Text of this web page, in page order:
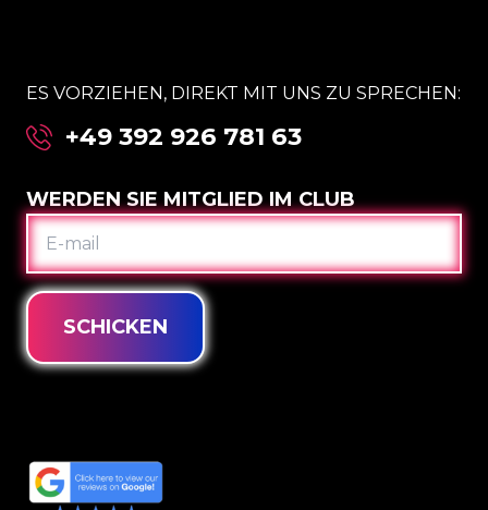
ES VORZIEHEN, DIREKT MIT UNS ZU SPRECHEN:
+49 392 926 781 63
WERDEN SIE MITGLIED IM CLUB
E-
MAIL
SCHICKEN